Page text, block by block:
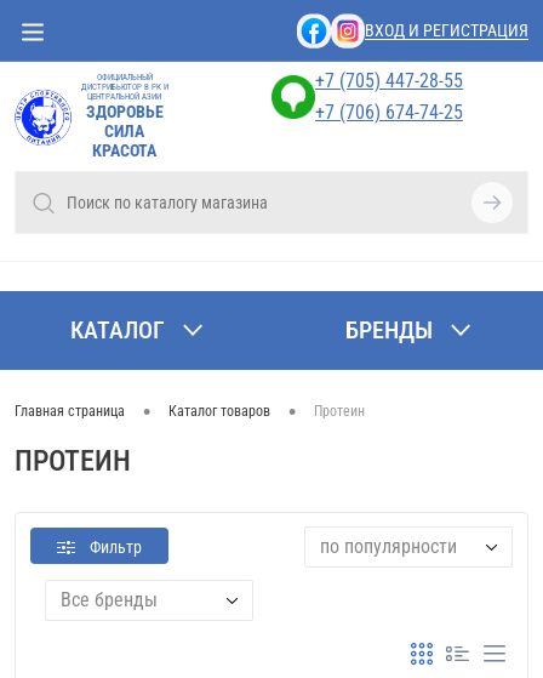
ВХОД И РЕГИСТРАЦИЯ
ОФИЦИАЛЬНЫЙ
ДИСТРИБЬЮТОР В РК И
ЦЕНТРАЛЬНОЙ АЗИИ
ЗДОРОВЬЕ
СИЛА
КРАСОТА
+7 (705) 447-28-55
+7 (706) 674-74-25
КАТАЛОГ БРЕНДЫ
Главная страница • Каталог товаров • Протеин
ПРОТЕИН
Фильтр по популярности
Все бренды